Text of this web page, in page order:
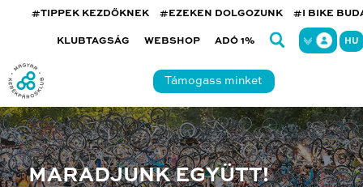
#TIPPEK KEZDŐKNEK #EZEKEN DOLGOZUNK #I BIKE
KLUBTAGSÁG WEBSHOP ADÓ 1% HU
Támogass minket
MARADJUNK EGYÜTT!